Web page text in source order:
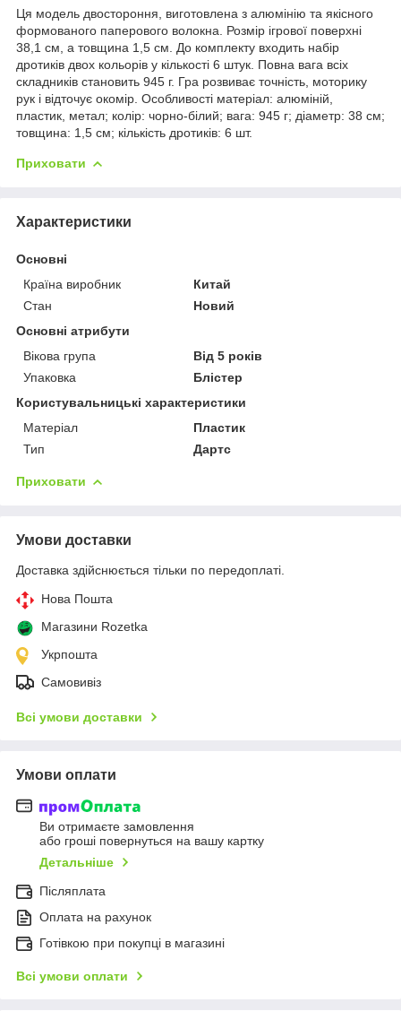
Ця модель двостороння, виготовлена з алюмінію та якісного
формованого паперового волокна. Розмір ігрової поверхні
38,1 см, а товщина 1,5 см. До комплекту входить набір
дротиків двох кольорів у кількості 6 штук. Повна вага всіх
складників становить 945 г. Гра розвиває точність, моторику
рук і відточує окомір. Особливості матеріал: алюміній,
пластик, метал; колір: чорно-білий; вага: 945 г; діаметр: 38 см;
товщина: 1,5 см; кількість дротиків: 6 шт.
Приховати
Характеристики
Основні
Країна виробник
Китай
Стан
Новий
Основні атрибути
Вікова група
Від 5 років
Упаковка
Блістер
Користувальницькі характеристики
Матеріал
Пластик
Тип
Дартс
Приховати
Умови доставки
Доставка здійснюється тільки по передоплаті.
Нова Пошта
Магазини Rozetka
Укрпошта
Самовивіз
Всі умови доставки
Умови оплати
Ви отримаєте замовлення
або гроші повернуться на вашу картку
Детальніше
Післяплата
Оплата на рахунок
Готівкою при покупці в магазині
Всі умови оплати